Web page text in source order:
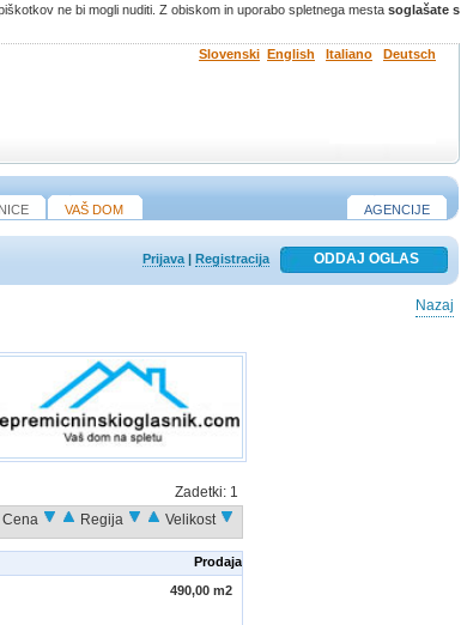
ne bi mogli nuditi. Z obiskom in uporabo spletnega mesta soglašate s
Slovenski
English Italiano Deutsch
VAŠ DOM AGENCIJE
Prijava Registracija
Nazaj
Zadetki: 1
Cena Regija Velikost
Prodaja
490,00 m2